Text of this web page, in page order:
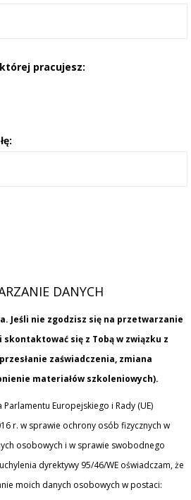
pracujesz:
DANYCH
Jeśli nie zgodzisz się na przetwarzanie
się z Tobą w związku z
zaświadczenia, zmiana
materiałów szkoleniowych).
Europejskiego i Rady (UE)
r. w sprawie ochrony osób fizycznych w
osobowych i w sprawie swobodnego
dyrektywy 95/46/WE oświadczam, że
moich danych osobowych w postaci: